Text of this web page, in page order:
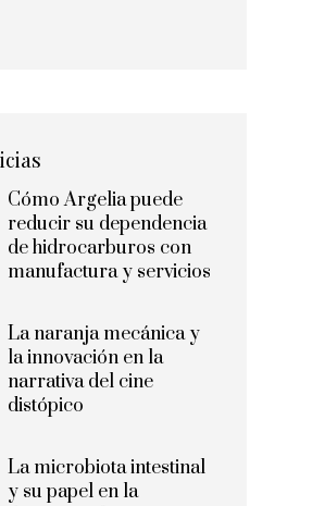
Cómo Argelia puede
reducir su dependencia
de hidrocarburos con
manufactura y servicios
La naranja mecánica y
la innovación en la
narrativa del cine
distópico
La microbiota intestinal
y su papel en la